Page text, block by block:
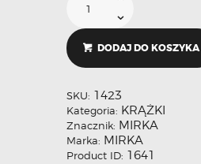
DODAJ DO KOSZYKA
SKU: 1423
Kategoria: KRĄŻKI
Znacznik: MIRKA
Marka: MIRKA
Product ID: 1641